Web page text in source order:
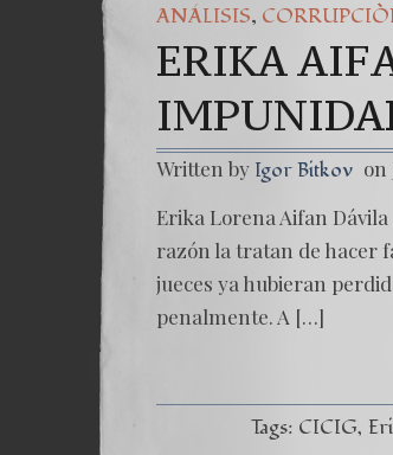
ANÁLISIS,
ERIKA
Written by Igor Bitkov on
Erika Lorena Aifan
razón la tratan de hacer
jueces ya hubieran
penalmente. A […]
Tags: CICIG